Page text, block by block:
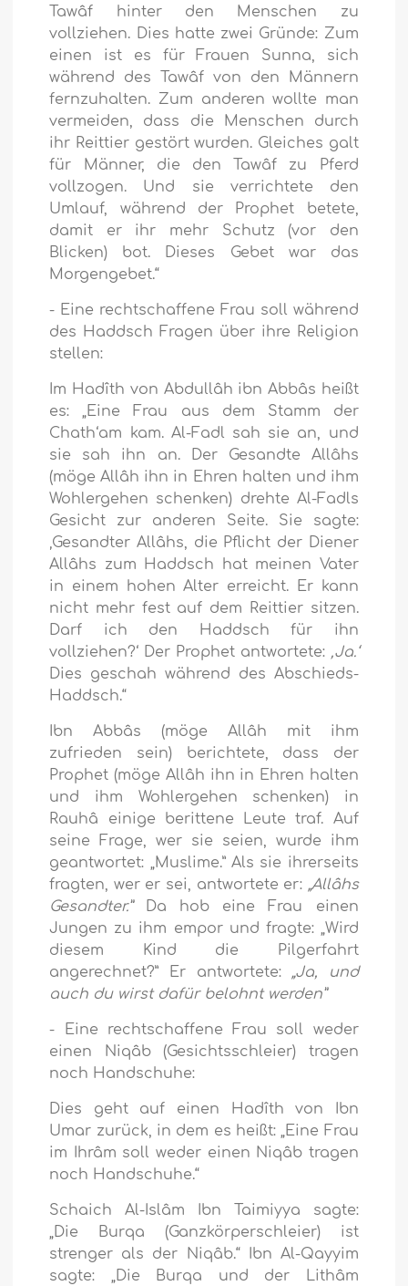
Tawâf hinter den Menschen zu
vollziehen. Dies hatte zwei Gründe: Zum
einen ist es für Frauen Sunna, sich
während des Tawâf von den Männern
fernzuhalten. Zum anderen wollte man
vermeiden, dass die Menschen durch
ihr Reittier gestört wurden. Gleiches galt
für Männer, die den Tawâf zu Pferd
vollzogen. Und sie verrichtete den
Umlauf, während der Prophet betete,
damit er ihr mehr Schutz (vor den
Blicken) bot. Dieses Gebet war das
Morgengebet.“
- Eine rechtschaffene Frau soll während
des Haddsch Fragen über ihre Religion
stellen:
Im Hadîth von Abdullâh ibn Abbâs heißt
es: „Eine Frau aus dem Stamm der
Chath‘am kam. Al-Fadl sah sie an, und
sie sah ihn an. Der Gesandte Allâhs
(möge Allâh ihn in Ehren halten und ihm
Wohlergehen schenken) drehte Al-Fadls
Gesicht zur anderen Seite. Sie sagte:
‚Gesandter Allâhs, die Pflicht der Diener
Allâhs zum Haddsch hat meinen Vater
in einem hohen Alter erreicht. Er kann
nicht mehr fest auf dem Reittier sitzen.
Darf ich den Haddsch für ihn
vollziehen?‘ Der Prophet antwortete: ‚Ja.‘
Dies geschah während des Abschieds-
Haddsch.“
Ibn Abbâs (möge Allâh mit ihm
zufrieden sein) berichtete, dass der
Prophet (möge Allâh ihn in Ehren halten
und ihm Wohlergehen schenken) in
Rauhâ einige berittene Leute traf. Auf
seine Frage, wer sie seien, wurde ihm
geantwortet: „Muslime.” Als sie ihrerseits
fragten, wer er sei, antwortete er: „Allâhs
Gesandter.”Da hob eine Frau einen
Jungen zu ihm empor und fragte: „Wird
diesem Kind die Pilgerfahrt
angerechnet?” Er antwortete: „Ja, und
auch du wirst dafür belohnt werden”
- Eine rechtschaffene Frau soll weder
einen Niqâb (Gesichtsschleier) tragen
noch Handschuhe:
Dies geht auf einen Hadîth von Ibn
Umar zurück, in dem es heißt: „Eine Frau
im Ihrâm soll weder einen Niqâb tragen
noch Handschuhe.“
Schaich Al-Islâm Ibn Taimiyya sagte:
„Die Burqa (Ganzkörperschleier) ist
strenger als der Niqâb.“ Ibn Al-Qayyim
sagte: „Die Burqa und der Lithâm